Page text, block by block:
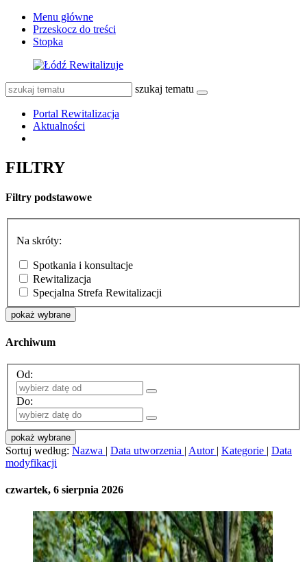
Menu główne
Przeskocz do treści
Stopka
szukaj tematu
Portal Rewitalizacja
Aktualności
FILTRY
Filtry podstawowe
Na skróty:
Spotkania i konsultacje
Rewitalizacja
Specjalna Strefa Rewitalizacji
pokaż wybrane
Archiwum
Od:
Do:
pokaż wybrane
Sortuj według: Nazwa | Data utworzenia | Autor | Kategorie | Data
modyfikacji
czwartek, 6 sierpnia 2026